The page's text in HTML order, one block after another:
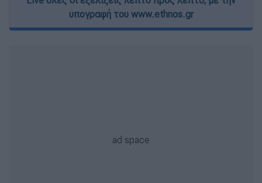
υπογραφή του www.ethnos.gr